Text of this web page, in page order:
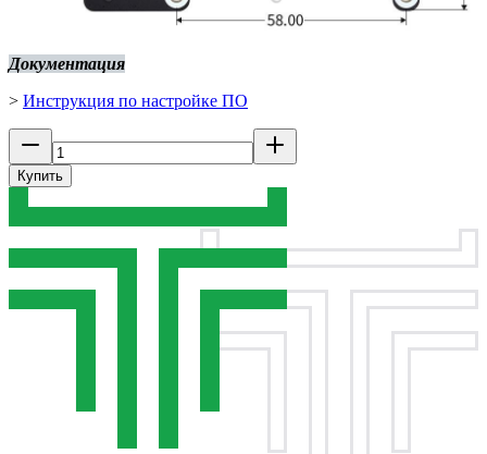
Документация
> Инструкция по настройке ПО
Купить